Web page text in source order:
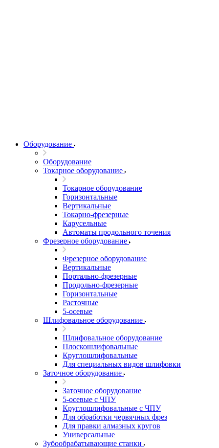
Оборудование
Оборудование
Токарное оборудование
Токарное оборудование
Горизонтальные
Вертикальные
Токарно-фрезерные
Карусельные
Автоматы продольного точения
Фрезерное оборудование
Фрезерное оборудование
Вертикальные
Портально-фрезерные
Продольно-фрезерные
Горизонтальные
Расточные
5-осевые
Шлифовальное оборудование
Шлифовальное оборудование
Плоскошлифовальные
Круглошлифовальные
Для специальных видов шлифовки
Заточное оборудование
Заточное оборудование
5-осевые с ЧПУ
Круглошлифовальные с ЧПУ
Для обработки червячных фрез
Для правки алмазных кругов
Универсальные
Зубообрабатывающие станки